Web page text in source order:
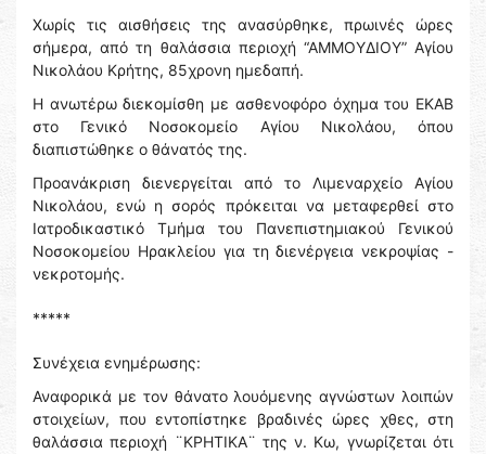
Χωρίς τις αισθήσεις της ανασύρθηκε, πρωινές ώρες
σήμερα, από τη θαλάσσια περιοχή “ΑΜΜΟΥΔΙΟΥ” Αγίου
Νικολάου Κρήτης, 85χρονη ημεδαπή.
Η ανωτέρω διεκομίσθη με ασθενοφόρο όχημα του ΕΚΑΒ
στο Γενικό Νοσοκομείο Αγίου Νικολάου, όπου
διαπιστώθηκε ο θάνατός της.
Προανάκριση διενεργείται από το Λιμεναρχείο Αγίου
Νικολάου, ενώ η σορός πρόκειται να μεταφερθεί στο
Ιατροδικαστικό Τμήμα του Πανεπιστημιακού Γενικού
Νοσοκομείου Ηρακλείου για τη διενέργεια νεκροψίας -
νεκροτομής.
*****
Συνέχεια ενημέρωσης:
Αναφορικά με τον θάνατο λουόμενης αγνώστων λοιπών
στοιχείων, που εντοπίστηκε βραδινές ώρες χθες, στη
θαλάσσια περιοχή ¨ΚΡΗΤΙΚΑ¨ της ν. Κω, γνωρίζεται ότι